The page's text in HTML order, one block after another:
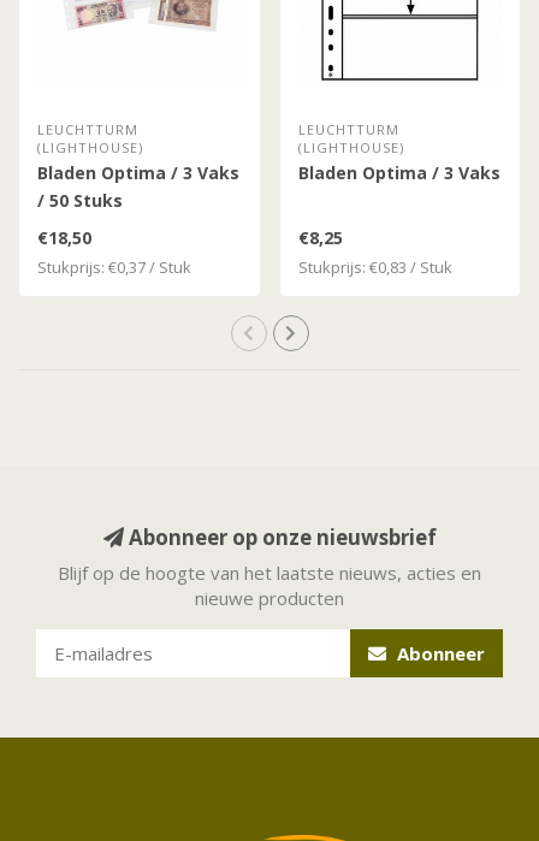
LEUCHTTURM
(LIGHTHOUSE)
Bladen Optima / 3 Vaks
/ 50 Stuks
€18,50
Stukprijs: €0,37 / Stuk
LEUCHTTURM
(LIGHTHOUSE)
Bladen Optima / 3 Vaks
€8,25
Stukprijs: €0,83 / Stuk
Abonneer op onze nieuwsbrief
Blijf op de hoogte van het laatste nieuws, acties en
nieuwe producten
Abonneer